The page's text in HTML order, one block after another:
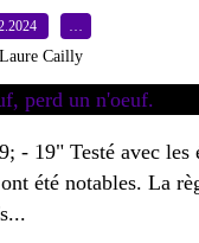
…
Cailly
19" Testé avec les
été notables. La